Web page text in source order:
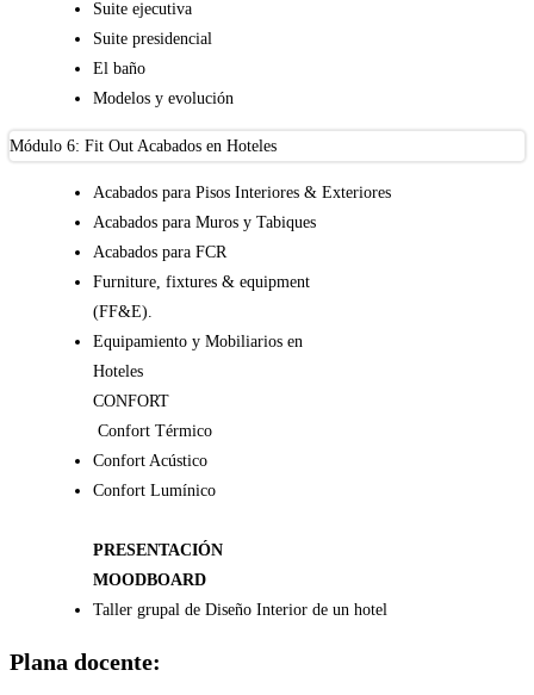
Suite ejecutiva
Suite presidencial
El baño
Modelos y evolución
Módulo 6: Fit Out Acabados en Hoteles
Acabados para Pisos Interiores & Exteriores
Acabados para Muros y Tabiques
Acabados para FCR
️Furniture, fixtures & equipment
(FF&E).
Equipamiento y Mobiliarios en
Hoteles
CONFORT
Confort Térmico
Confort Acústico
Confort Lumínico
PRESENTACIÓN
MOODBOARD
Taller grupal de Diseño Interior de un hotel
Plana docente: